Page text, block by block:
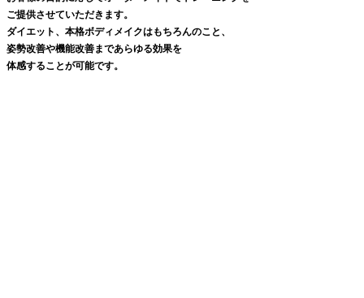
ご提供させていただきます。
ダイエット、本格ボディメイクはもちろんのこと、
姿勢改善や機能改善まであらゆる効果を
体感することが可能です。